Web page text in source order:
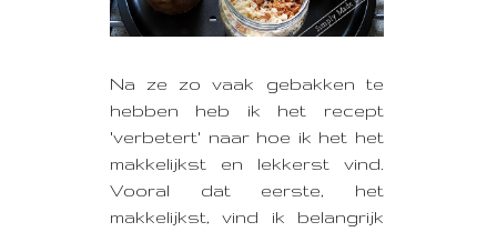
Na ze zo vaak gebakken te
hebben heb ik het recept
'verbetert' naar hoe ik het het
makkelijkst en lekkerst vind.
Vooral dat eerste, het
makkelijkst, vind ik belangrijk